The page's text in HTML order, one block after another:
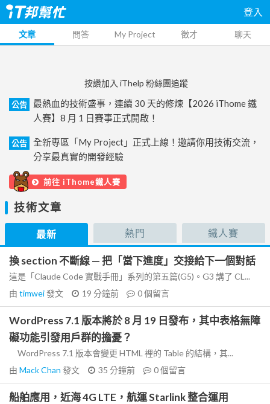
登入
文章 問答 My Project 徵才 聊天
按讚加入 iThelp 粉絲團追蹤
公告
最熱血的技術盛事，連續 30 天的修煉【2026 iThome 鐵
人賽】8 月 1 日賽事正式開啟！
公告
全新專區「My Project」正式上線！邀請你用技術交流，
分享最真實的開發經驗
前往 iThome鐵人賽
技術文章
最新 熱門 鐵人賽
換 section 不斷線 — 把「當下進度」交接給下一個對話
這是「Claude Code 實戰手冊」系列的第五篇(G5)。G3 講了 CL...
由 timwei發文 19 分鐘前 0個留言
WordPress 7.1 版本將於 8 月 19 日發布，其中表格無障
礙功能引發用戶群的擔憂？
WordPress 7.1 版本會變更 HTML 裡的 Table 的結構，其...
由 Mack Chan 發文 35 分鐘前 0個留言
船舶應用，近海 4G LTE，航運 Starlink 整合運用